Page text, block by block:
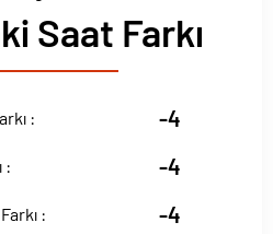
Saat Farkı
: -4
: -4
: -4